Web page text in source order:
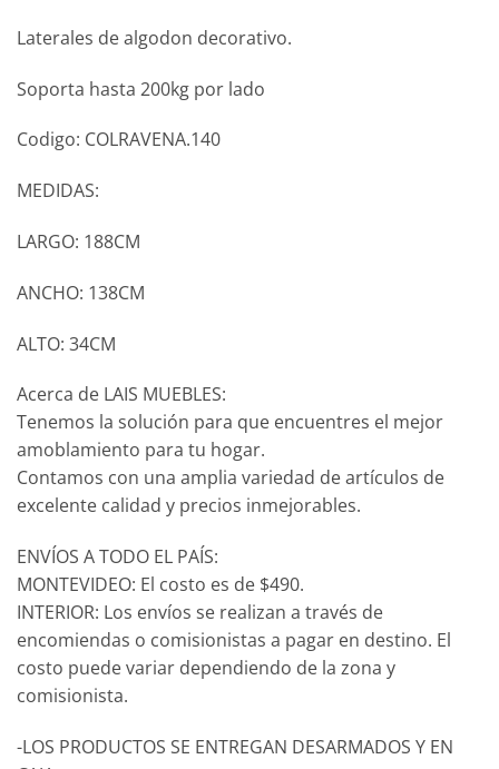
Laterales de algodon decorativo.
Soporta hasta 200kg por lado
Codigo: COLRAVENA.140
MEDIDAS:
LARGO: 188CM
ANCHO: 138CM
ALTO: 34CM
Acerca de LAIS MUEBLES:
Tenemos la solución para que encuentres el mejor
amoblamiento para tu hogar.
Contamos con una amplia variedad de artículos de
excelente calidad y precios inmejorables.
ENVÍOS A TODO EL PAÍS:
MONTEVIDEO: El costo es de $490.
INTERIOR: Los envíos se realizan a través de
encomiendas o comisionistas a pagar en destino. El
costo puede variar dependiendo de la zona y
comisionista.
-LOS PRODUCTOS SE ENTREGAN DESARMADOS Y EN